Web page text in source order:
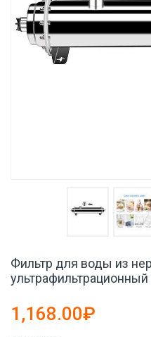
Фильтр для воды из
1,168.00₽